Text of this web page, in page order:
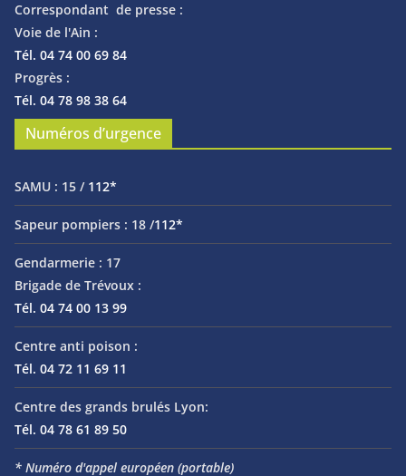
Correspondant de presse :
Voie de l'Ain :
Tél. 04 74 00 69 84
Progrès :
Tél. 04 78 98 38 64
Numéros d’urgence
SAMU : 15 / 112*
Sapeur pompiers : 18 /112*
Gendarmerie : 17
Brigade de Trévoux :
Tél. 04 74 00 13 99
Centre anti poison :
Tél. 04 72 11 69 11
Centre des grands brulés Lyon:
Tél. 04 78 61 89 50
* Numéro d'appel européen (portable)